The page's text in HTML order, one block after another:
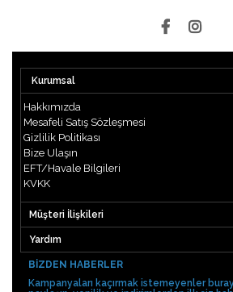
Kurumsal
Hakkımızda
Mesafeli Satış Sözleşmesi
Gizlilik Politikası
Bize Ulaşın
EFT/Havale Bilgileri
KVKK
Müşteri İlişkileri
Yardım
BIZDEN HABERLER
Kampanyaları kaçırmak istemeyenler